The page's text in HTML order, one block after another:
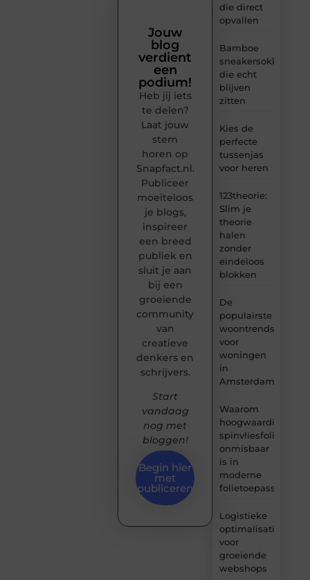
die direct
opvallen
Bamboe
sneakersokken
die echt
blijven
zitten
Kies de
perfecte
tussenjas
voor heren
123theorie:
Slim je
theorie
halen
zonder
eindeloos
blokken
De
populairste
woontrends
voor
woningen
in
Amsterdam
Waarom
hoogwaardige
spinvliesfolie
onmisbaar
is in
moderne
folietoepassingen
Logistieke
optimalisatie
voor
groeiende
webshops
Jouw
blog
verdient
een
podium!
Heb jij iets
te delen?
Laat jouw
stem
horen op
Snapfact.nl.
Publiceer
moeiteloos
je blogs,
inspireer
een breed
publiek en
sluit je aan
bij een
groeiende
community
van
creatieve
denkers en
schrijvers.
Start
vandaag
nog met
bloggen!
Begin hier
met
publiceren